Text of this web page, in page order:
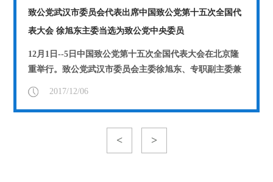
致公党武汉市委员会代表出席中国致公党第十五次全国代
表大会 徐旭东主委当选为致公党中央委员
12月1日--5日中国致公党第十五次全国代表大会在北京隆
重举行。致公党武汉市委员会主委徐旭东、专职副主委兼
2017/12/06
< >